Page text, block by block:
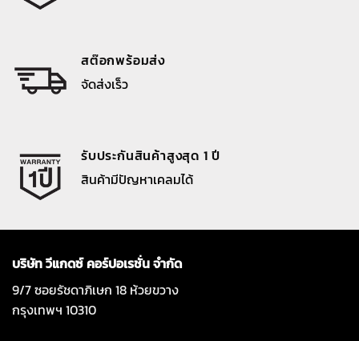
สต๊อกพร้อมส่ง
จัดส่งเร็ว
รับประกันสินค้าสูงสุด 1 ปี
สินค้ามีปัญหาเคลมได้
บริษัท วีแกดซ์ คอร์ปอเรชั่น จำกัด
9/7 ซอยรัชดาภิเษก 18 ห้วยขวาง
กรุงเทพฯ 10310